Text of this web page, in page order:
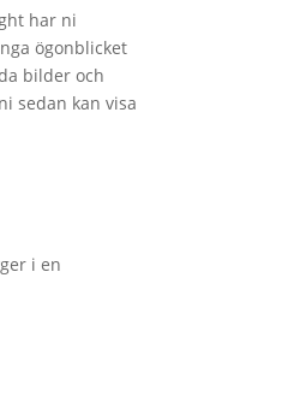
har ni
ögonblicket
bilder och
sedan kan visa